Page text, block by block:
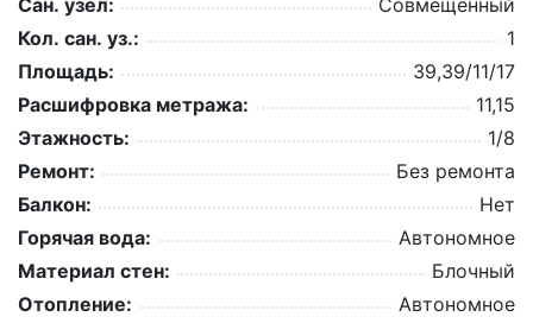
Кол. сан. уз.:
1
Площадь:
39,39/11/17
Расшифровка метража:
11,15
Этажность:
1/8
Ремонт:
Без ремонта
Балкон:
Нет
Горячая вода:
Автономное
Материал стен:
Блочный
Отопление:
Автономное